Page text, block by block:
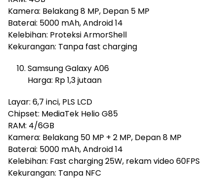
Kamera: Belakang 8 MP, Depan 5 MP
Baterai: 5000 mAh, Android 14
Kelebihan: Proteksi ArmorShell
Kekurangan: Tanpa fast charging
Samsung Galaxy A06
Harga: Rp 1,3 jutaan
Layar: 6,7 inci, PLS LCD
Chipset: MediaTek Helio G85
RAM: 4/6GB
Kamera: Belakang 50 MP + 2 MP, Depan 8 MP
Baterai: 5000 mAh, Android 14
Kelebihan: Fast charging 25W, rekam video 60FPS
Kekurangan: Tanpa NFC